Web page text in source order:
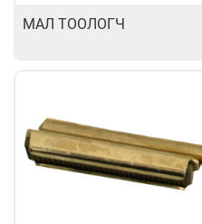
МАЛ ТООЛОГЧ